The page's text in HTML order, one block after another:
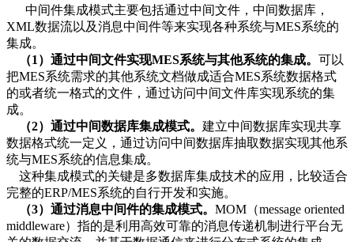
中间件集成模式主要包括通过中间文件，中间数据库，
XML数据流以及消息中间件等来实现各种系统与MES系统的
集成。
（1）通过中间文件实现MES系统与其他系统的集成。 可以
把MES系统需求的其他系统文档做成适合MES系统数据格式
的或者统一格式的文件，通过访问中间文件库实现系统的集
成。
（2）通过中间数据库集成模式。 建立中间数据库实现共享
数据格式统一定义，通过访问中间数据库抽取数据实现其他系
统与MES系统的信息集成。
这种集成模式的关键是多数据库集成技术的应用，比较适合
完整的ERP/MES系统的自行开发和实施。
（3）通过消息中间件的集成模式。 MOM（message oriented
middleware）指的是利用高效可靠的消息传递机制进行平台无